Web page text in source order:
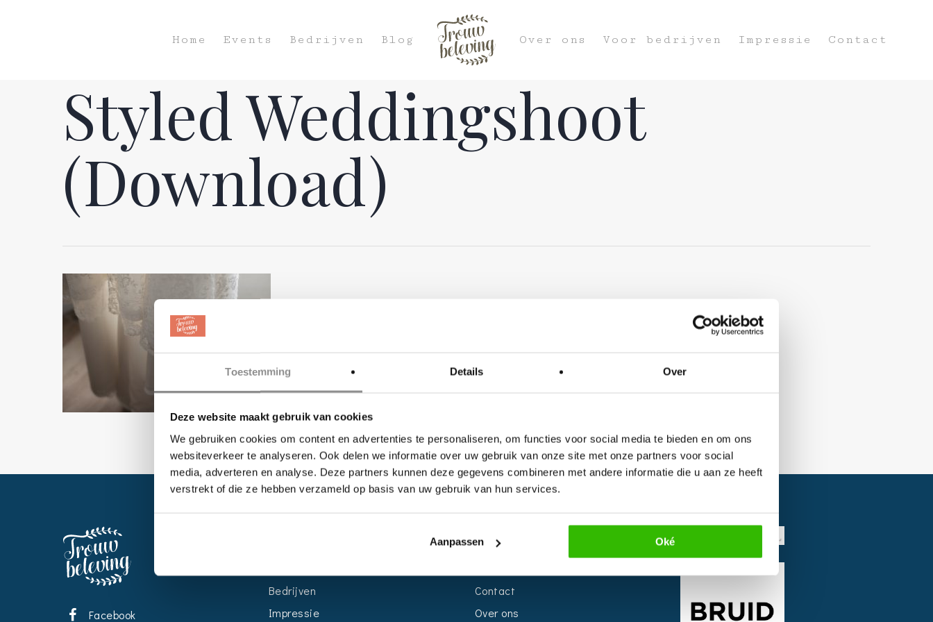
Toestemming Details Over
Deze website maakt gebruik van cookies
We gebruiken cookies om content en advertenties te personaliseren, om functies voor social media te bieden en om ons
websiteverkeer te analyseren. Ook delen we informatie over uw gebruik van onze site met onze partners voor social
media, adverteren en analyse. Deze partners kunnen deze gegevens combineren met andere informatie die u aan ze heeft
verstrekt of die ze hebben verzameld op basis van uw gebruik van hun services.
Aanpassen Oké
Hit enter to search or ESC to close
Home Events Bedrijven Blog Over ons Voor bedrijven Impressie Contact
Styled Weddingshoot
(Download)
Facebook
Bedrijven
Impressie
INFORMATIE
Contact
Over ons